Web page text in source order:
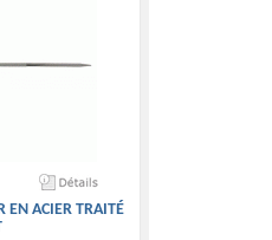
EN ACIER TRAITÉ